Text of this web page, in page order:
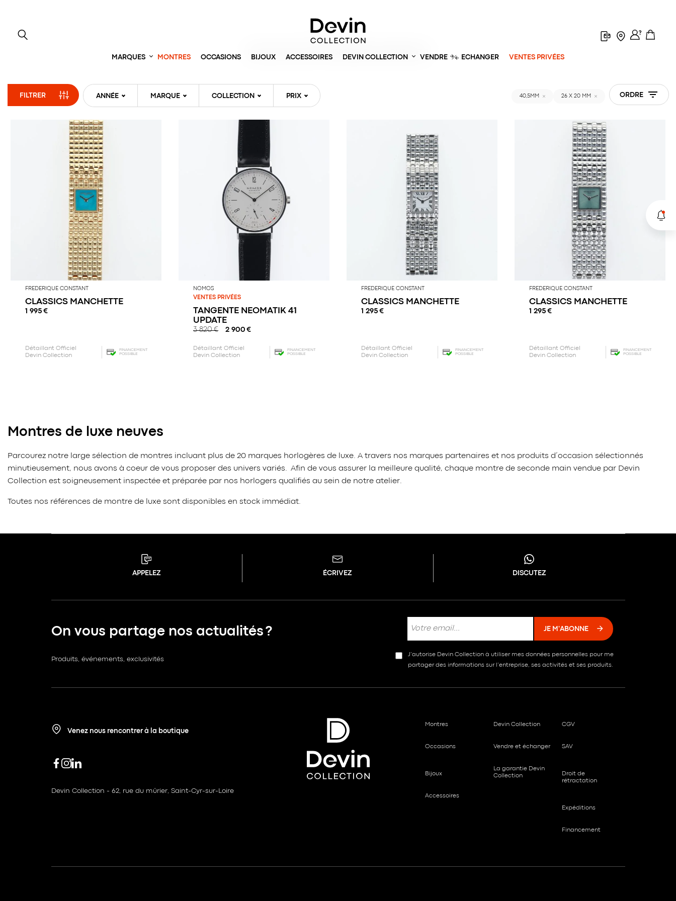
MARQUES MONTRES OCCASIONS BIJOUX ACCESSOIRES DEVIN COLLECTION VENDRE ECHANGER VENTES PRIVÉES
FILTRER ANNÉE MARQUE COLLECTION PRIX 40,5MM 26 X 20 MM ORDRE
FREDERIQUE CONSTANT
CLASSICS MANCHETTE
1 995€
Détaillant Officiel
Devin Collection
FINANCEMENT
POSSIBLE
NOMOS
VENTES PRIVÉES
TANGENTE NEOMATIK 41
UPDATE
3 820€ 2 900€
Détaillant Officiel
Devin Collection
FINANCEMENT
POSSIBLE
FREDERIQUE CONSTANT
CLASSICS MANCHETTE
1 295 €
Détaillant Officiel
Devin Collection
FINANCEMENT
POSSIBLE
FREDERIQUE CONSTANT
CLASSICS MANCHETTE
1 295 €
Détaillant Officiel
Devin Collection
FINANCEMENT
POSSIBLE
Montres de luxe neuves
Parcourez notre large sélection de montres incluant plus de 20 marques horlogères de luxe. A travers nos marques partenaires et nos produits d’occasion sélectionnés
minutieusement, nous avons à coeur de vous proposer des univers variés. Afin de vous assurer la meilleure qualité, chaque montre de seconde main vendue par Devin
Collection est soigneusement inspectée et préparée par nos horlogers qualifiés au sein de notre atelier.
Toutes nos références de montre de luxe sont disponibles en stock immédiat.
APPELEZ ÉCRIVEZ DISCUTEZ
On vous partage nos actualités ?
Produits, événements, exclusivités
JE M'ABONNE
J’autorise Devin Collection à utiliser mes données personnelles pour me
partager des informations sur l’entreprise, ses activités et ses produits.
Venez nous rencontrer à la boutique
Devin Collection - 62, rue du mûrier, Saint-Cyr-sur-Loire
Montres
Occasions
Bijoux
Accessoires
Devin Collection
Vendre et échanger
La garantie Devin
Collection
CGV
SAV
Droit de
rétractation
Expéditions
Financement